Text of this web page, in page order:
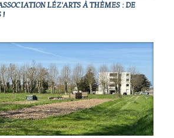
LÉZ'ARTS À THÈMES : DE
!